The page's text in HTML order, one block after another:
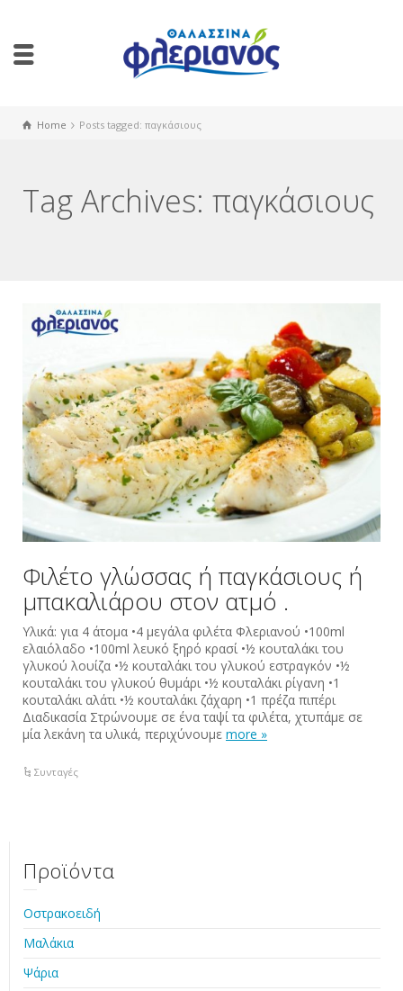
Home Posts tagged: παγκάσιους
Tag Archives: παγκάσιους
Φιλέτο γλώσσας ή παγκάσιους ή
μπακαλιάρου στον ατμό .
Υλικά: για 4 άτομα •4 μεγάλα φιλέτα Φλεριανού •100ml
ελαιόλαδο •100ml λευκό ξηρό κρασί •½ κουταλάκι του
γλυκού λουίζα •½ κουταλάκι του γλυκού εστραγκόν •½
κουταλάκι του γλυκού θυμάρι •½ κουταλάκι ρίγανη •1
κουταλάκι αλάτι •½ κουταλάκι ζάχαρη •1 πρέζα πιπέρι
Διαδικασία Στρώνουμε σε ένα ταψί τα φιλέτα, χτυπάμε σε
μία λεκάνη τα υλικά, περιχύνουμε more »
Συνταγές
Προϊόντα
Οστρακοειδή
Μαλάκια
Ψάρια